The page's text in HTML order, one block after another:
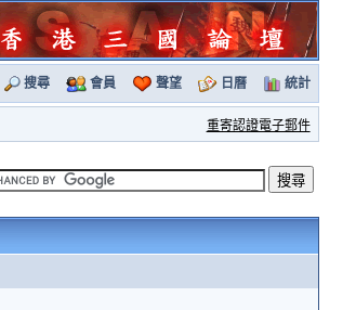
搜尋 會員 聲望 日曆 統計
重寄認證電子郵件